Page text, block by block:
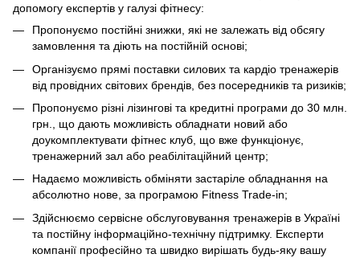
допомогу експертів у галузі фітнесу:
Пропонуємо постійні знижки, які не залежать від обсягу
замовлення та діють на постійній основі;
Організуємо прямі поставки силових та кардіо тренажерів
від провідних світових брендів, без посередників та ризиків;
Пропонуємо різні лізингові та кредитні програми до 30 млн.
грн., що дають можливість обладнати новий або
доукомплектувати фітнес клуб, що вже функціонує,
тренажерний зал або реабілітаційний центр;
Надаємо можливість обміняти застаріле обладнання на
абсолютно нове, за програмою Fitness Trade-in;
Здійснюємо сервісне обслуговування тренажерів в Україні
та постійну інформаційно-технічну підтримку. Експерти
компанії професійно та швидко вирішать будь-яку вашу